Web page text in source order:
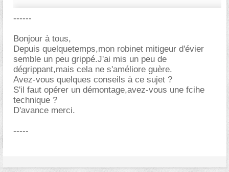
------
Bonjour à tous,
Depuis quelquetemps,mon robinet mitigeur d'évier
semble un peu grippé.J'ai mis un peu de
dégrippant,mais cela ne s'améliore guère.
Avez-vous quelques conseils à ce sujet ?
S'il faut opérer un démontage,avez-vous une fcihe
technique ?
D'avance merci.
-----